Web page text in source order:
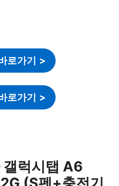
로가기 >
로가기 >
럭시탭 A6
(S펜+충전기